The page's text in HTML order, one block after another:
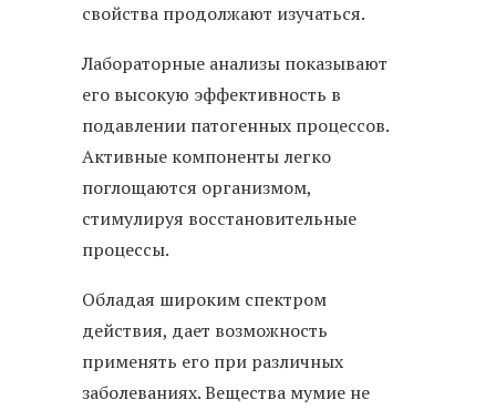
свойства продолжают изучаться.
Лабораторные анализы показывают
его высокую эффективность в
подавлении патогенных процессов.
Активные компоненты легко
поглощаются организмом,
стимулируя восстановительные
процессы.
Обладая широким спектром
действия, дает возможность
применять его при различных
заболеваниях. Вещества мумие не